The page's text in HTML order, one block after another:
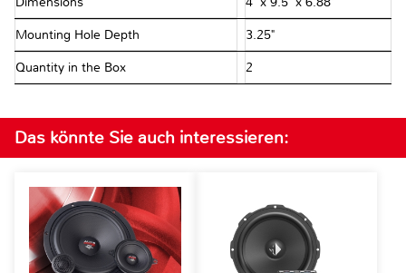
Mounting Hole Depth 3.25"
Quantity in the Box 2
Das könnte Sie auch interessieren: